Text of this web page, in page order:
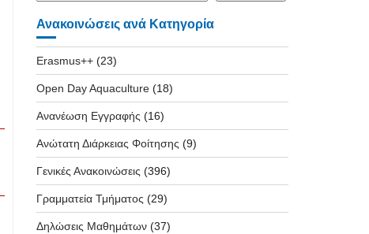
Ανακοινώσεις ανά Κατηγορία
Erasmus++(23)
Open Day Aquaculture(18)
Ανανέωση Εγγραφής (16)
Ανώτατη Διάρκειας Φοίτησης (9)
Γενικές Ανακοινώσεις (396)
Γραμματεία Τμήματος (29)
Δηλώσεις Μαθημάτων(37)